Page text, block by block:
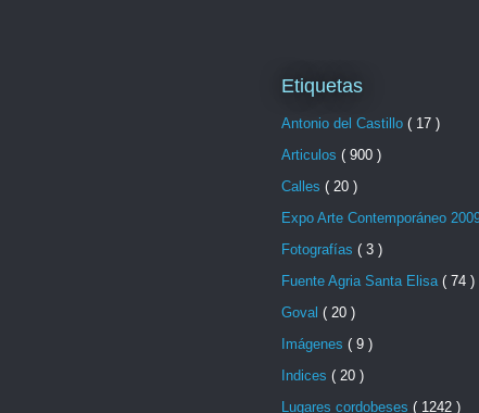
Etiquetas
Antonio del Castillo ( 17 )
Articulos ( 900 )
Calles ( 20 )
Expo Arte Contemporáneo
Fotografías ( 3 )
Fuente Agria Santa Elisa ( 74 )
Goval ( 20 )
Imágenes ( 9 )
Indices ( 20 )
Lugares cordobeses ( 1242 )